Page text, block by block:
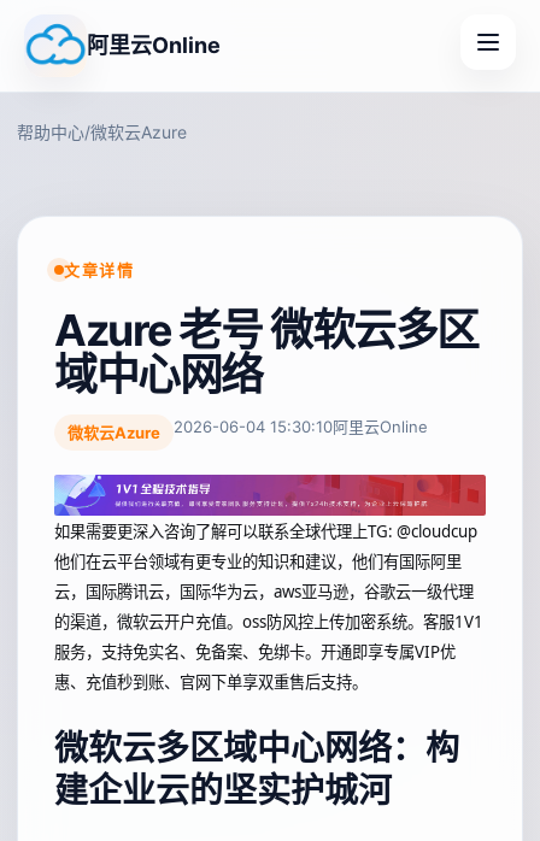
阿里云Online
帮助中心/微软云Azure
文章详情
Azure 老号 微软云多区
域中心网络
微软云Azure 2026-06-04 15:30:10阿里云Online
如果需要更深入咨询了解可以联系全球代理上TG: @cloudcup
他们在云平台领域有更专业的知识和建议，他们有国际阿里
云，国际腾讯云，国际华为云，aws亚马逊，谷歌云一级代理
的渠道，微软云开户充值。oss防风控上传加密系统。客服1V1
服务，支持免实名、免备案、免绑卡。开通即享专属VIP优
惠、充值秒到账、官网下单享双重售后支持。
微软云多区域中心网络：构
建企业云的坚实护城河